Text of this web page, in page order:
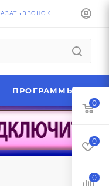
ЗВОНОК
ПРОГРАММЫ
0
0
0